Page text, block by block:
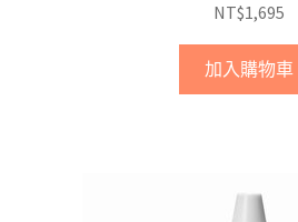
NT$1,695
加入購物車